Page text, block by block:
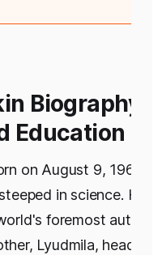
Biography:
Education
on August 9, 1966.
in science. His
foremost
Lyudmila, headed